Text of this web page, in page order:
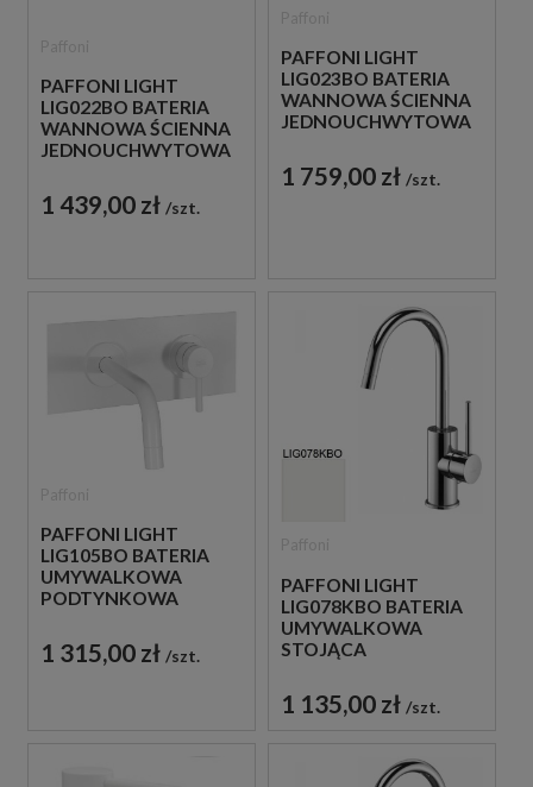
PAFFONI LIGHT
LIG022BO BATERIA
WANNOWA ŚCIENNA
JEDNOUCHWYTOWA
1 439,00 zł szt.
PAFFONI LIGHT
LIG023BO BATERIA
WANNOWA ŚCIENNA
JEDNOUCHWYTOWA
1 759,00 zł szt.
PAFFONI LIGHT
LIG105BO BATERIA
UMYWALKOWA
PODTYNKOWA
BIAŁA
1 315,00 zł szt.
PAFFONI LIGHT
LIG078KBO BATERIA
UMYWALKOWA
STOJĄCA
BIAŁA
1 135,00 zł szt.